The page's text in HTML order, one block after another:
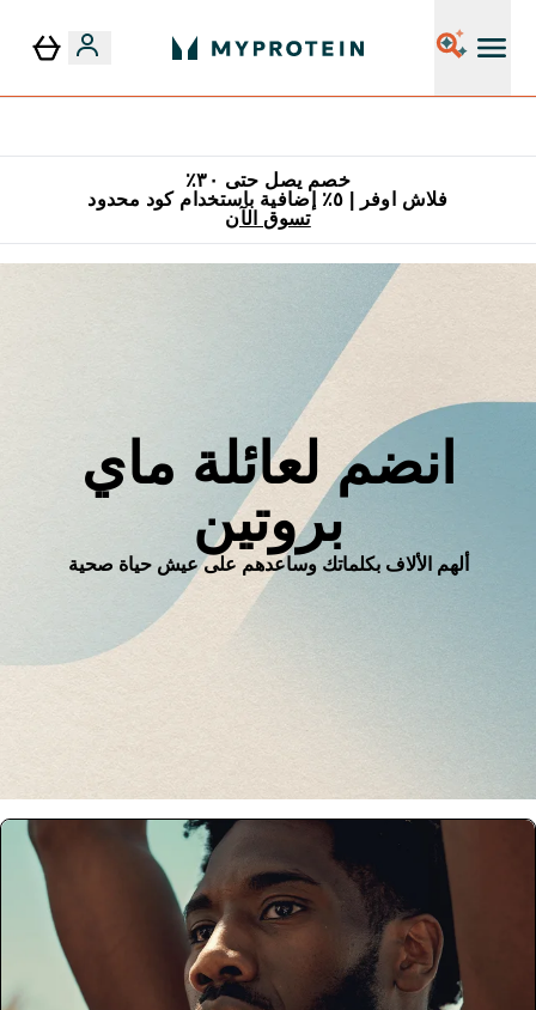
خصم يصل حتى ٣٠٪
فلاش اوفر | ٥٪ إضافية باستخدام كود محدود
تسوق الآن
انضم لعائلة ماي
بروتين
ألهم الألاف بكلماتك وساعدهم على عيش حياة صحية